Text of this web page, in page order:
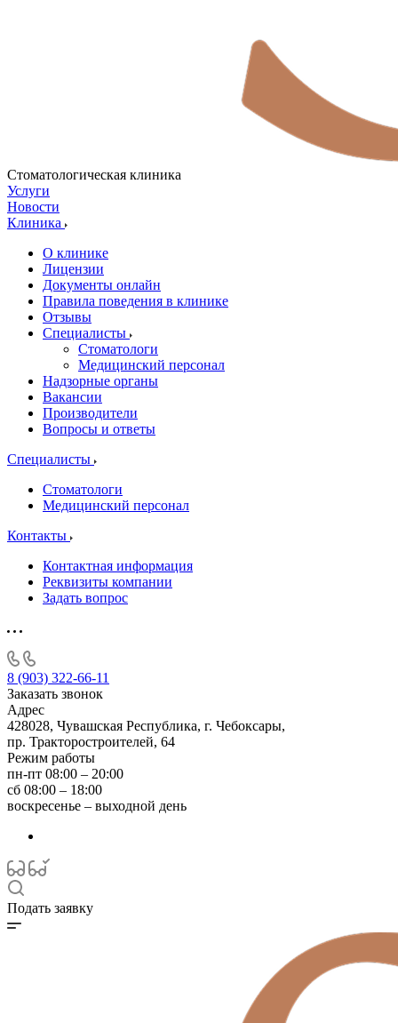
Стоматологическая клиника
Услуги
Новости
Клиника
О клинике
Лицензии
Документы онлайн
Правила поведения в клинике
Отзывы
Специалисты
Стоматологи
Медицинский персонал
Надзорные органы
Вакансии
Производители
Вопросы и ответы
Специалисты
Стоматологи
Медицинский персонал
Контакты
Контактная информация
Реквизиты компании
Задать вопрос
8 (903) 322-66-11
Заказать звонок
Адрес
428028, Чувашская Республика, г. Чебоксары,
пр. Тракторостроителей, 64
Режим работы
пн-пт 08:00 – 20:00
сб 08:00 – 18:00
воскресенье – выходной день
Подать заявку